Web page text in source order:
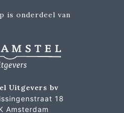
is onderdeel van
Uitgevers bv
18
Amsterdam